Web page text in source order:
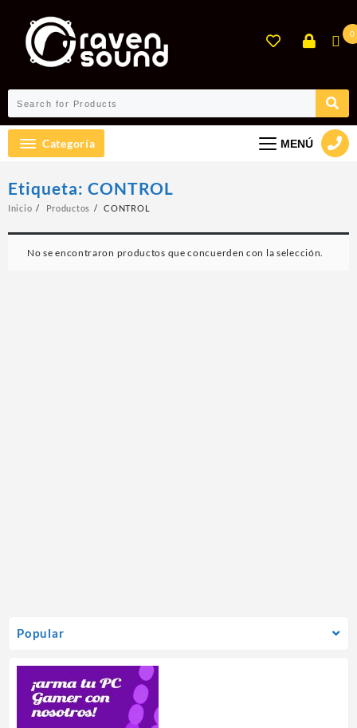
contenido
0
Categoría MENÚ
Popular
Etiqueta: CONTROL
Inicio Productos CONTROL
No se encontraron productos que concuerden con la selección.